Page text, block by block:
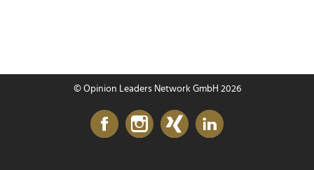
© Opinion Leaders Network GmbH 2026